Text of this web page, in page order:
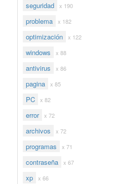
seguridad x 190
problema x 182
optimización x 122
windows x 88
antivirus x 86
pagina x 85
PC x 82
error x 72
archivos x 72
programas x 71
contraseña x 67
xp x 66